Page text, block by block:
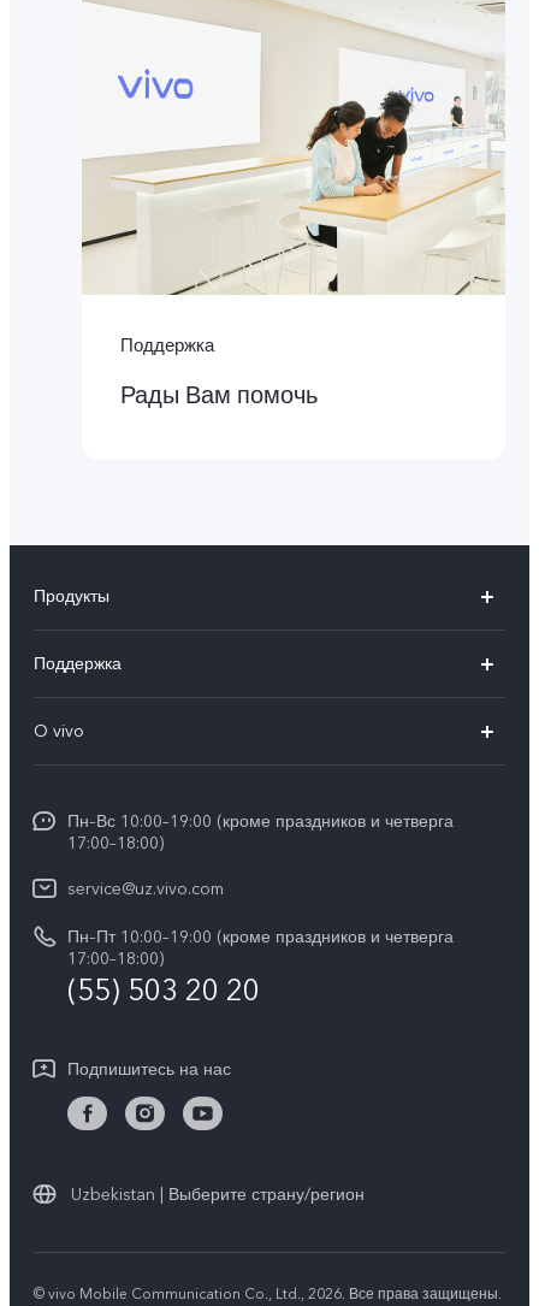
Поддержка
Рады Вам помочь
Продукты
V50 Lite
Y29
Поддержка
Funtouch OS
Сервисные центры
IMEI аутентификация
Обновление системы
Инструкции по гарантии vivo
O vivo
Пресс Центр
Карьера в vivo
Юридическая информация
О нас
Стабильность
Пн–Вс 10:00–19:00 (кроме праздников и четверга
17:00–18:00)
service@uz.vivo.com
Пн–Пт 10:00–19:00 (кроме праздников и четверга
17:00–18:00)
(55) 503 20 20
Подпишитесь на нас
Uzbekistan | Выберите страну/регион
© vivo Mobile Communication Co., Ltd., 2026. Все права защищены.